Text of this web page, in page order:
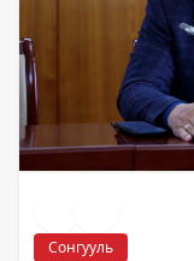
Сонгууль